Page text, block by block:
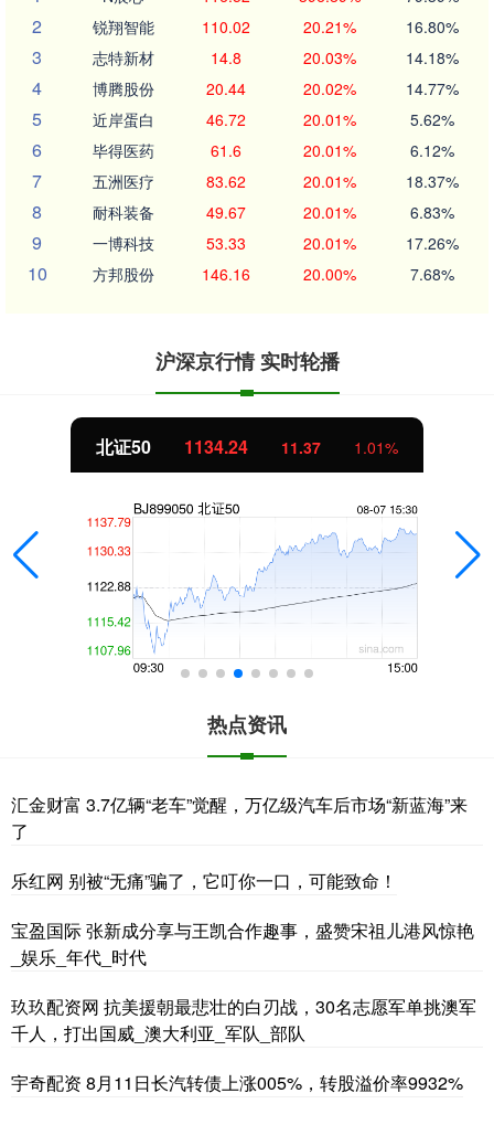
2 锐翔智能 110.02 20.21% 16.80%
3 志特新材 14.8 20.03% 14.18%
4 博腾股份 20.44 20.02% 14.77%
5 近岸蛋白 46.72 20.01% 5.62%
6 毕得医药 61.6 20.01% 6.12%
7 五洲医疗 83.62 20.01% 18.37%
8 耐科装备 49.67 20.01% 6.83%
9 一博科技 53.33 20.01% 17.26%
10 方邦股份 146.16 20.00% 7.68%
沪深京行情 实时轮播
创业板指 3563.12 47.56
热点资讯
汇金财富 3.7亿辆“老车”觉醒，万亿级汽车后市场“新蓝海”来
了
乐红网 别被“无痛”骗了，它叮你一口，可能致命！
宝盈国际 张新成分享与王凯合作趣事，盛赞宋祖儿港风惊艳
_娱乐_年代_时代
玖玖配资网 抗美援朝最悲壮的白刃战，30名志愿军单挑澳军
千人，打出国威_澳大利亚_军队_部队
宇奇配资 8月11日长汽转债上涨005%，转股溢价率9932%